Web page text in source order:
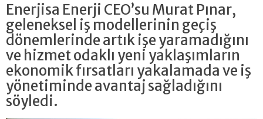
Enerjisa Enerji CEO’su Murat Pınar,
geleneksel iş modellerinin geçiş
dönemlerinde artık işe yaramadığını
ve hizmet odaklı yeni yaklaşımların
ekonomik fırsatları yakalamada ve iş
yönetiminde avantaj sağladığını
söyledi.